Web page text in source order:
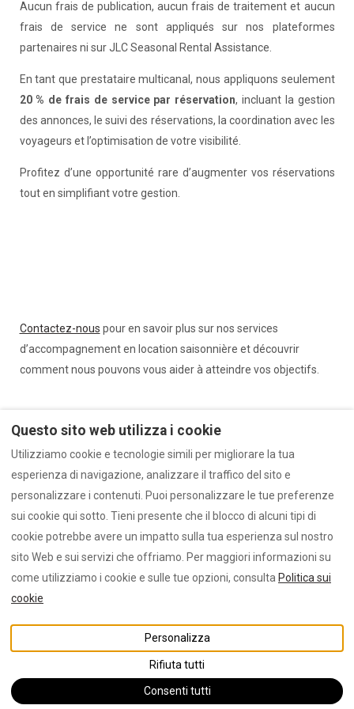
+33 6 19 04 10 80
Aucun frais de publication, aucun frais de traitement et aucun
frais de service ne sont appliqués sur nos plateformes
partenaires ni sur JLC Seasonal Rental Assistance.
En tant que prestataire multicanal, nous appliquons seulement
20 % de frais de service par réservation, incluant la gestion
des annonces, le suivi des réservations, la coordination avec les
voyageurs et l’optimisation de votre visibilité.
Profitez d’une opportunité rare d’augmenter vos réservations
tout en simplifiant votre gestion.
Contactez-nous pour en savoir plus sur nos services
d’accompagnement en location saisonnière et découvrir
comment nous pouvons vous aider à atteindre vos objectifs.
Note legali CGV
Privacy
Mappa del sito
Rive sud d'Ajaccio - Corse,
Email:
contact@jlcseasonrentass.
AssistanceTutti i diritti
riservati
Questo sito web utilizza i cookie
Utilizziamo cookie e tecnologie simili per migliorare la tua
esperienza di navigazione, analizzare il traffico del sito e
personalizzare i contenuti. Puoi personalizzare le tue preferenze
sui cookie qui sotto. Tieni presente che il blocco di alcuni tipi di
cookie potrebbe avere un impatto sulla tua esperienza sul nostro
sito Web e sui servizi che offriamo. Per maggiori informazioni su
come utilizziamo i cookie e sulle tue opzioni, consulta Politica sui
cookie
Personalizza
Rifiuta tutti
Consenti tutti